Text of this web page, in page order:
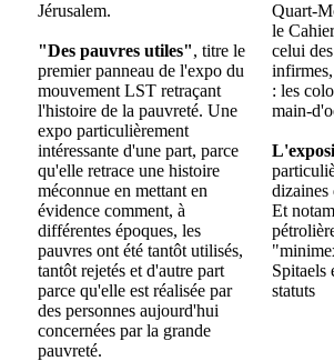
Jérusalem.
"Des pauvres utiles", titre le
premier panneau de l'expo du
mouvement LST retraçant
l'histoire de la pauvreté. Une
expo particulièrement
intéressante d'une part, parce
qu'elle retrace une histoire
méconnue en mettant en
évidence comment, à
différentes époques, les
pauvres ont été tantôt utilisés,
tantôt rejetés et d'autre part
parce qu'elle est réalisée par
des personnes aujourd'hui
concernées par la grande
pauvreté.
Quart-
le
celui
: les
main-
dizaines
Et
Spitaels
statuts